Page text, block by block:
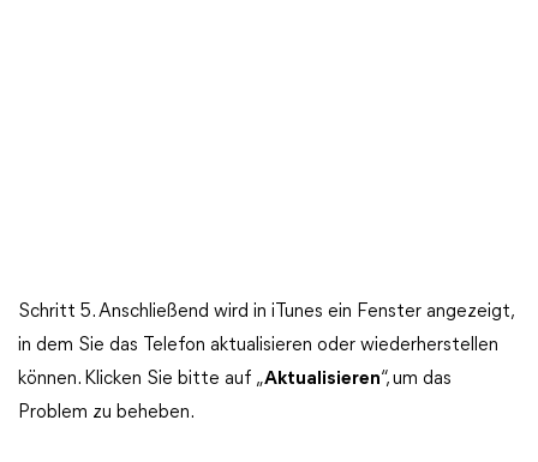
Schritt 5. Anschließend wird in iTunes ein Fenster angezeigt,
in dem Sie das Telefon aktualisieren oder wiederherstellen
können. Klicken Sie bitte auf „Aktualisieren“, um das
Problem zu beheben.